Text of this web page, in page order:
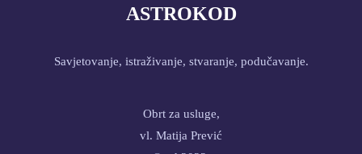
ASTROKOD
Savjetovanje, istraživanje, stvaranje, podučavanje.
Obrt za usluge,
vl. Matija Prević